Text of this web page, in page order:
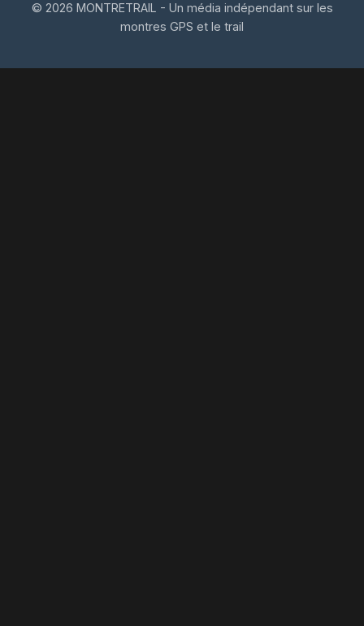
© 2026 MONTRETRAIL - Un média indépendant sur les
montres GPS et le trail